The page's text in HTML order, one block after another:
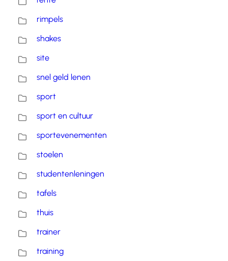
rimpels
shakes
site
snel geld lenen
sport
sport en cultuur
sportevenementen
stoelen
studentenleningen
tafels
thuis
trainer
training